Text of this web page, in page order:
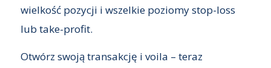
wielkość pozycji i wszelkie poziomy stop-loss
lub take-profit.
Otwórz swoją transakcję i voila – teraz